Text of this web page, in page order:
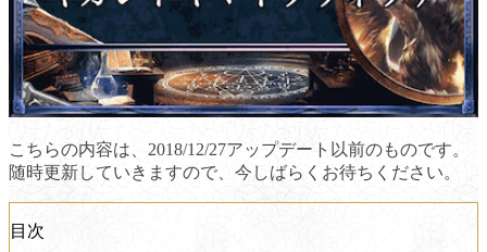
こちらの内容は、2018/12/27アップデート以前のものです。
随時更新していきますので、今しばらくお待ちください。
目次